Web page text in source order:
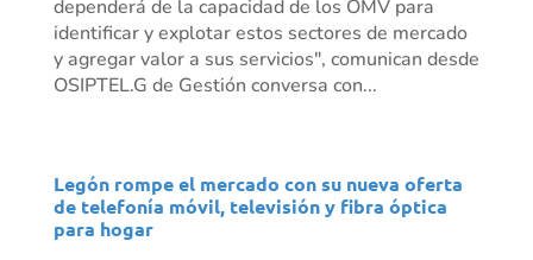
dependerá de la capacidad de los OMV para
identificar y explotar estos sectores de mercado
y agregar valor a sus servicios", comunican desde
OSIPTEL.G de Gestión conversa con...
Legón rompe el mercado con su nueva oferta
de telefonía móvil, televisión y fibra óptica
para hogar